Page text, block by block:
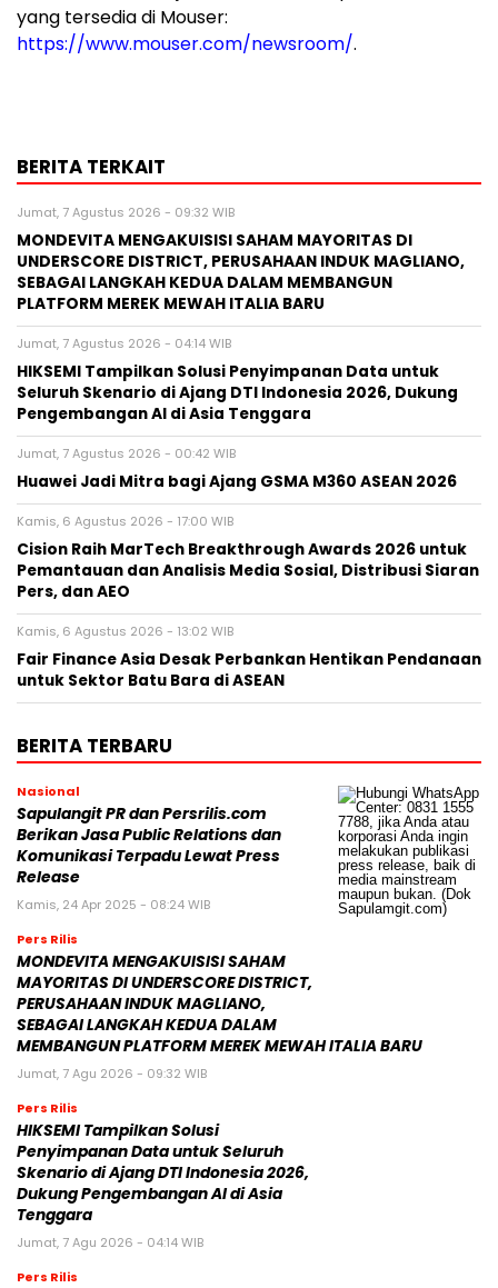
yang tersedia di Mouser:
https://www.mouser.com/newsroom/.
BERITA TERKAIT
Jumat, 7 Agustus 2026 - 09:32 WIB
MONDEVITA MENGAKUISISI SAHAM MAYORITAS DI
UNDERSCORE DISTRICT, PERUSAHAAN INDUK MAGLIANO,
SEBAGAI LANGKAH KEDUA DALAM MEMBANGUN
PLATFORM MEREK MEWAH ITALIA BARU
Jumat, 7 Agustus 2026 - 04:14 WIB
HIKSEMI Tampilkan Solusi Penyimpanan Data untuk
Seluruh Skenario di Ajang DTI Indonesia 2026, Dukung
Pengembangan AI di Asia Tenggara
Jumat, 7 Agustus 2026 - 00:42 WIB
Huawei Jadi Mitra bagi Ajang GSMA M360 ASEAN 2026
Kamis, 6 Agustus 2026 - 17:00 WIB
Cision Raih MarTech Breakthrough Awards 2026 untuk
Pemantauan dan Analisis Media Sosial, Distribusi Siaran
Pers, dan AEO
Kamis, 6 Agustus 2026 - 13:02 WIB
Fair Finance Asia Desak Perbankan Hentikan Pendanaan
untuk Sektor Batu Bara di ASEAN
BERITA TERBARU
Nasional
Sapulangit PR dan Persrilis.com
Berikan Jasa Public Relations dan
Komunikasi Terpadu Lewat Press
Release
Kamis, 24 Apr 2025 - 08:24 WIB
Pers Rilis
MONDEVITA MENGAKUISISI SAHAM
MAYORITAS DI UNDERSCORE DISTRICT,
PERUSAHAAN INDUK MAGLIANO,
SEBAGAI LANGKAH KEDUA DALAM
MEMBANGUN PLATFORM MEREK MEWAH ITALIA BARU
Jumat, 7 Agu 2026 - 09:32 WIB
Pers Rilis
HIKSEMI Tampilkan Solusi
Penyimpanan Data untuk Seluruh
Skenario di Ajang DTI Indonesia 2026,
Dukung Pengembangan AI di Asia
Tenggara
Jumat, 7 Agu 2026 - 04:14 WIB
Pers Rilis